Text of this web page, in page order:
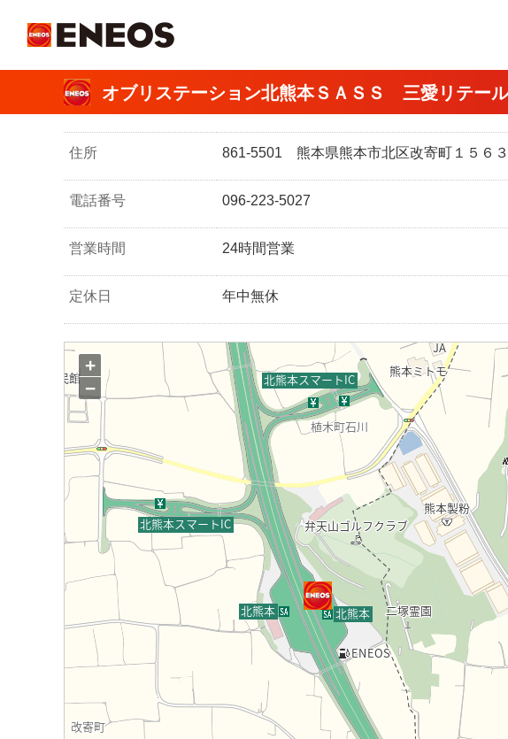
オブリステーション北熊本ＳＡＳＳ 三愛リテー
住所 861-5501 熊本県熊本市北区改寄町１５６３
電話番号 096-223-5027
営業時間 24時間営業
定休日 年中無休
+
−